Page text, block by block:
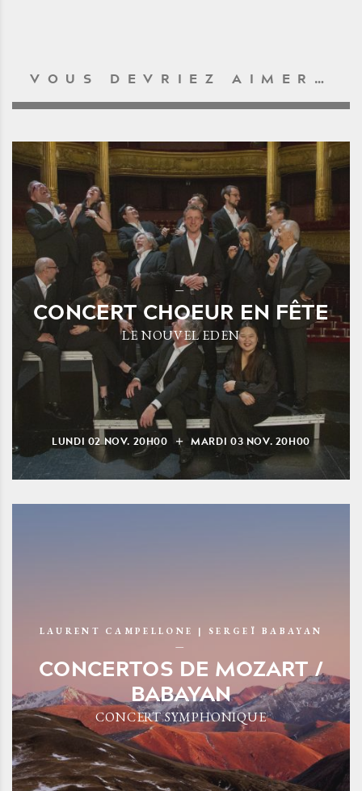
VOUS DEVRIEZ AIMER…
CONCERT CHOEUR EN FÊTE
LE NOUVEL EDEN
LUNDI 02NOV. 20H00 MARDI 03 NOV. 20H00
LAURENT CAMPELLONE | SERGEÏ BABAYAN
CONCERTOS DE MOZART /
BABAYAN
CONCERT SYMPHONIQUE